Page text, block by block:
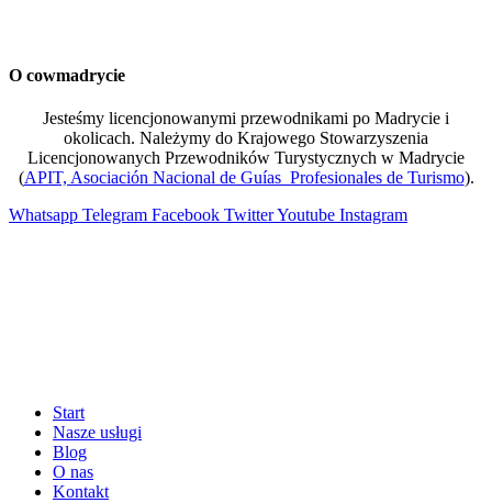
O cowmadrycie
Jesteśmy licencjonowanymi przewodnikami po Madrycie i
okolicach. Należymy do Krajowego Stowarzyszenia
Licencjonowanych Przewodników Turystycznych w Madrycie
(APIT, Asociación Nacional de Guías Profesionales de Turismo).
Whatsapp Telegram Facebook TwitterYoutube Instagram
Start
Nasze usługi
Blog
O nas
Kontakt